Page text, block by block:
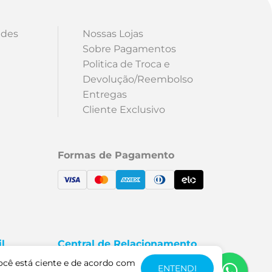
está ciente e de acordo com ENTENDI
Nossas Lojas
Sobre Pagamentos
Politica de Troca e
Devolução/Reembolso
Entregas
Cliente Exclusivo
Formas de Pagamento
Central de Relacionamento